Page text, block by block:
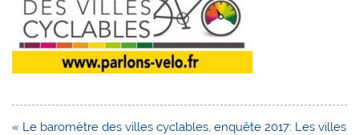
Navigation
« Le baromètre des villes cyclables, enquête 2017: Les villes